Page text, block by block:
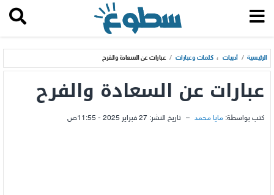
الرئيسية / أدبيات ، كلمات وعبارات / عبارات عن السعادة والفرح
عبارات عن السعادة والفرح
كتب بواسطة: مايا محمد – تاريخ النشر: 27 فبراير 2025 - 11:55ص